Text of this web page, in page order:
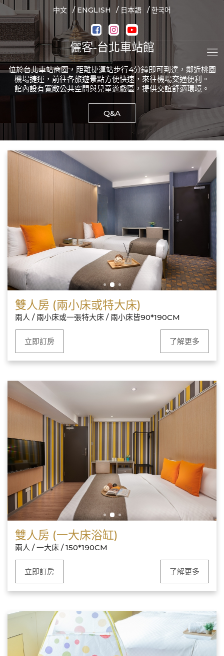
中文 / ENGLISH / 日本語 / 한국어
儷客-台北車站館
位於台北車站商圈，距離捷運站步行4分鐘即可到達，鄰近桃園
機場捷運，前往各旅遊景點方便快速，來往機場交通便利。
館內設有寬敞公共空間與兒童遊戲區，提供交誼舒適環境。
Q&A
雙人房 (兩小床或特大床)
兩人 / 兩小床或一張特大床 / 兩小床皆90*190CM
立即訂房 了解更多
雙人房 (一大床浴缸)
兩人 / 一大床 / 150*190CM
立即訂房 了解更多